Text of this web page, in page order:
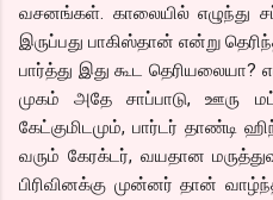
வசனங்கள். காலையில் எழுந்து
இருப்பது பாகிஸ்தான் என்று
பார்த்து இது கூட தெரியலையா?
முகம் அதே சாப்பாடு, ஊரு
கேட்குமிடமும், பார்டர் தாண்டி
வரும் கேரக்டர், வயதான
பிரிவினக்கு முன்னர் தான்